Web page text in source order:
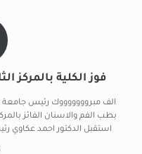
فوز الكلية بالمركز الثالث بين
الف مبروووووووك رئيس جامعة
بطب الفم والاسنان الفائز
استقبل الدكتور احمد عكاوي